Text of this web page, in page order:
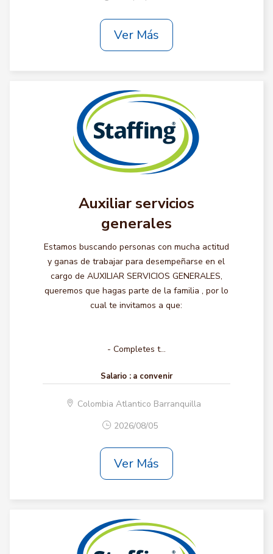
Ver Más
Auxiliar servicios
generales
Estamos buscando personas con mucha actitud
y ganas de trabajar para desempeñarse en el
cargo de AUXILIAR SERVICIOS GENERALES,
queremos que hagas parte de la familia , por lo
cual te invitamos a que:
- Completes t...
Salario : a convenir
Colombia Atlantico Barranquilla
2026/08/05
Ver Más